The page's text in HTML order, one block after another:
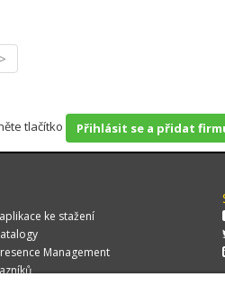
>
tlačítko Přihlásit se a přidat
ke stažení
Management